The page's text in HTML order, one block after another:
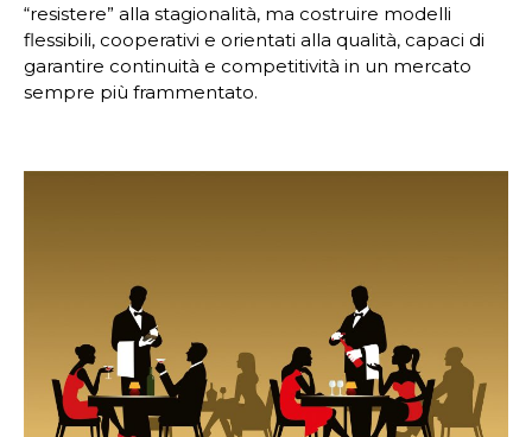
“resistere” alla stagionalità, ma costruire modelli
flessibili, cooperativi e orientati alla qualità, capaci di
garantire continuità e competitività in un mercato
sempre più frammentato.